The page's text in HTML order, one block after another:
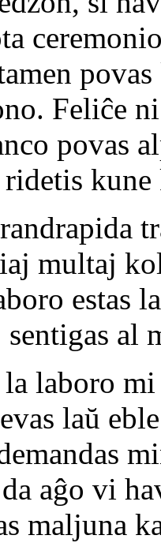
Feliĉe
povas
kune
multaj
estas
al
laboro
laŭ
aĝo vi
maljuna